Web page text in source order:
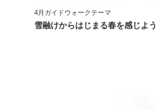
4月ガイドウォークテーマ
雪融けからはじまる春を感じよう